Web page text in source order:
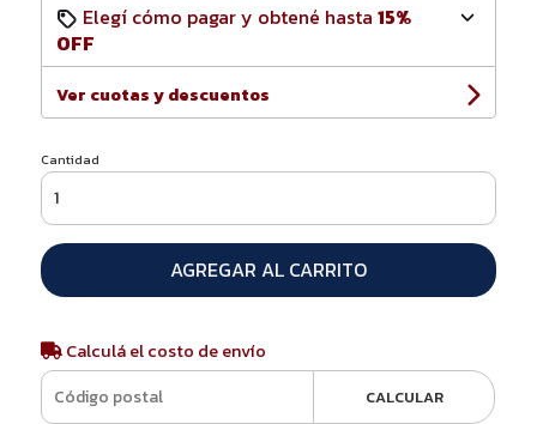
Elegí cómo pagar y obtené hasta 15%
OFF
Ver cuotas y descuentos
Cantidad
AGREGAR AL CARRITO
Calculá el costo de envío
CALCULAR